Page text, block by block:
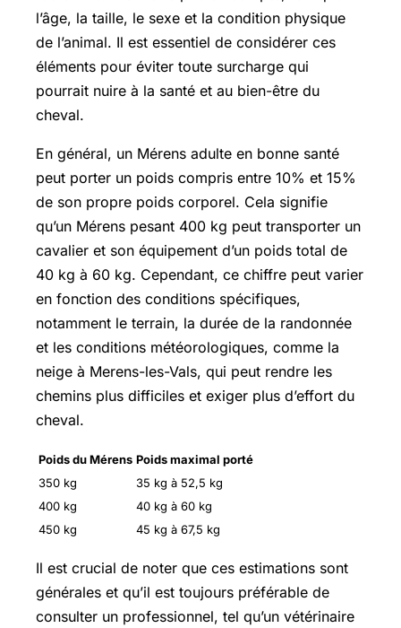
l’âge, la taille, le sexe et la condition physique
de l’animal. Il est essentiel de considérer ces
éléments pour éviter toute surcharge qui
pourrait nuire à la santé et au bien-être du
cheval.
En général, un Mérens adulte en bonne santé
peut porter un poids compris entre 10% et 15%
de son propre poids corporel. Cela signifie
qu’un Mérens pesant 400 kg peut transporter un
cavalier et son équipement d’un poids total de
40 kg à 60 kg. Cependant, ce chiffre peut varier
en fonction des conditions spécifiques,
notamment le terrain, la durée de la randonnée
et les conditions météorologiques, comme la
neige à Merens-les-Vals, qui peut rendre les
chemins plus difficiles et exiger plus d’effort du
cheval.
Poids du Mérens Poids maximal porté
350 kg
35 kg à 52,5 kg
400 kg
40 kg à 60 kg
450 kg
45 kg à 67,5 kg
Il est crucial de noter que ces estimations sont
générales et qu’il est toujours préférable de
consulter un professionnel, tel qu’un vétérinaire